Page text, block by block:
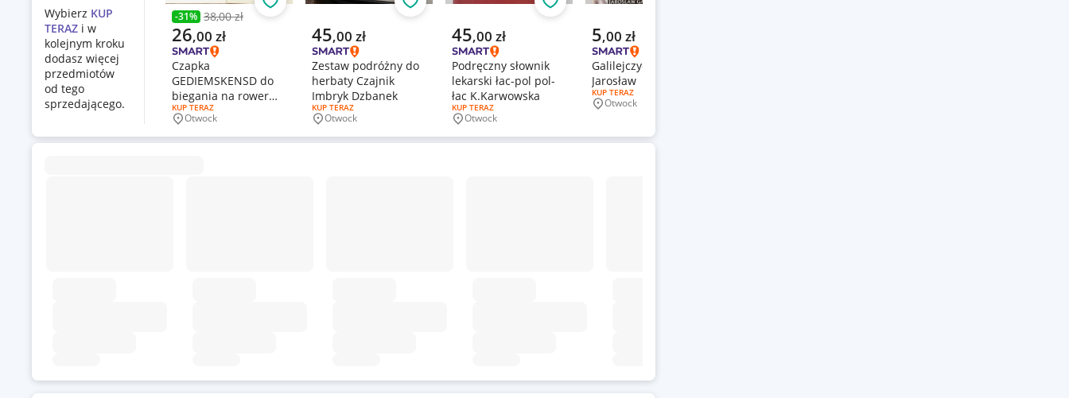
Wybierz KUP
TERAZ i w
kolejnym kroku
dodasz więcej
przedmiotów
od tego
sprzedającego.
Poprzednia cena
-31% 38,00 zł
Aktualna cena
26,00 zł
Czapka
GEDIEMSKENSD do
biegania na rower
NOWA
RODZAJ OFERTY:
KUP TERAZ
Miejscowość
Otwock
Obserwuj
Aktualna cena
45,00 zł
Zestaw podróżny do
herbaty Czajnik
Imbryk Dzbanek
RODZAJ OFERTY:
KUP TERAZ
Miejscowość
Otwock
Obserwuj
Aktualna cena
45,00 zł
Podręczny słownik
lekarski łac-pol pol-
łac K.Karwowska
RODZAJ OFERTY:
KUP TERAZ
Miejscowość
Otwock
Obserwuj
Aktualna cena
5,00 zł
Galilejczycy Gałuszka
Jarosław
RODZAJ OFERTY:
KUP TERAZ
Miejscowość
Otwock